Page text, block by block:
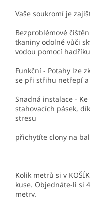
Vaše soukromí je
Bezproblémové
tkaniny odolné vůči
vodou pomocí
Funkční - Potahy lze
se při střihu netřepí
Snadná instalace -
stahovacích pásek,
stresu
přichytíte clony na
Kolik metrů si v
kuse. Objednáte-li si
metry.